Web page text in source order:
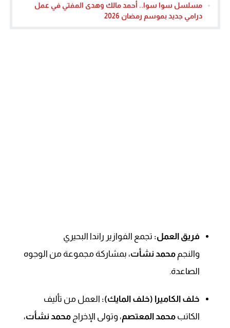
مسلسل سوا سوا.. أحمد مالك وهدى المفتي في عمل
درامي جديد بموسم رمضان 2026
فريق العمل: تجمع الفوازير راندا البحيري
والنجم محمد نشأت، بمشاركة مجموعة من الوجوه
الصاعدة.
خلف الكاميرا (خلف المايك): العمل من تأليف
الكاتب محمد المعتصم، وتولى الإخراج محمد نشأت،